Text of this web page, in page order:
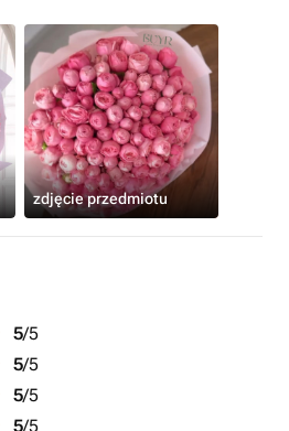
zdjęcie przedmiotu
5/5
5/5
5/5
5/5